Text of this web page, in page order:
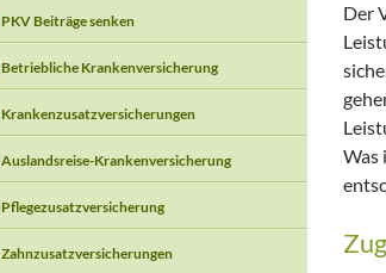
Der
Was
PKV Beiträge senken
Betriebliche Krankenversicherung
Krankenzusatzversicherungen
Auslandsreise-Krankenversicherung
Pflegezusatzversicherung
Zahnzusatzversicherungen